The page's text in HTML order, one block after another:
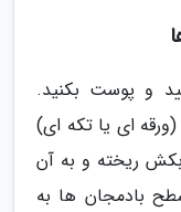
و پوست بکنید.
ای یا تکه ای)
ریخته و به آن
بادمجان ها به